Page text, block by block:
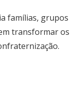
famílias, grupos
transformar os